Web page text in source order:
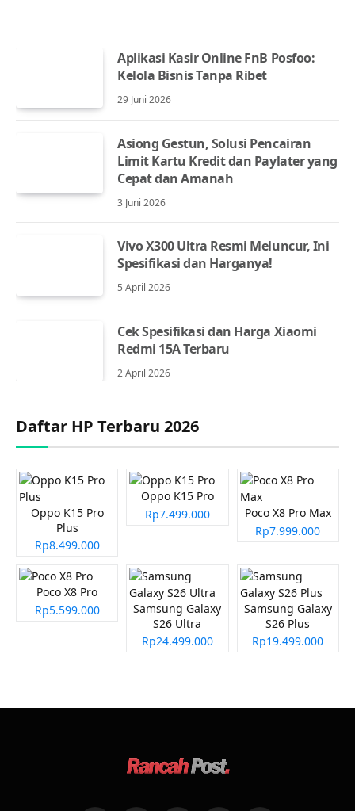
Aplikasi Kasir Online FnB Posfoo:
Kelola Bisnis Tanpa Ribet
29 Juni 2026
Asiong Gestun, Solusi Pencairan
Limit Kartu Kredit dan Paylater yang
Cepat dan Amanah
3 Juni 2026
Vivo X300 Ultra Resmi Meluncur, Ini
Spesifikasi dan Harganya!
5 April 2026
Cek Spesifikasi dan Harga Xiaomi
Redmi 15A Terbaru
2 April 2026
Daftar HP Terbaru 2026
Oppo K15 Pro
Plus
Rp8.499.000
Oppo K15 Pro
Rp7.499.000
Poco X8 Pro Max
Rp7.999.000
Poco X8 Pro
Rp5.599.000
Samsung Galaxy
S26 Ultra
Rp24.499.000
Samsung Galaxy
S26 Plus
Rp19.499.000